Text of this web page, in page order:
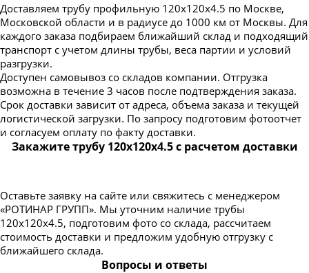
Доставляем трубу профильную 120х120х4.5 по Москве,
Московской области и в радиусе до 1000 км от Москвы. Для
каждого заказа подбираем ближайший склад и подходящий
транспорт с учетом длины трубы, веса партии и условий
разгрузки.
Доступен самовывоз со складов компании. Отгрузка
возможна в течение 3 часов после подтверждения заказа.
Срок доставки зависит от адреса, объема заказа и текущей
логистической загрузки. По запросу подготовим фотоотчет
и согласуем оплату по факту доставки.
Закажите трубу 120х120х4.5 с расчетом доставки
Оставьте заявку на сайте или свяжитесь с менеджером
«РОТИНАР ГРУПП». Мы уточним наличие трубы
120х120х4.5, подготовим фото со склада, рассчитаем
стоимость доставки и предложим удобную отгрузку с
ближайшего склада.
Вопросы и ответы